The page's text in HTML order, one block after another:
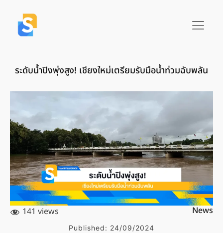
ระดับน้ำปิงพุ่งสูง! เชียงใหม่เตรียมรับมือน้ำท่วมฉับพลัน
141 views News
Published: 24/09/2024